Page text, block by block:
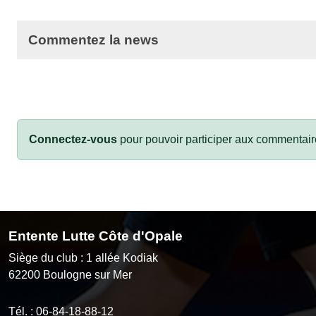
Commentez la news
Connectez-vous pour pouvoir participer aux
Entente Lutte Côte d'Opale
Siège du club : 1 allée Kodiak
62200 Boulogne sur Mer
Tél. : 06-84-18-88-12